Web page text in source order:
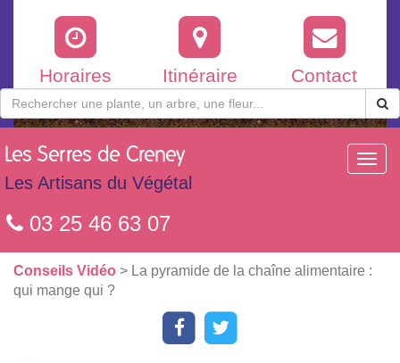
Horaires Itinéraire Contact
Les Serres de Creney
Les Artisans du Végétal
03 25 46 63 07
Conseils Vidéo > La pyramide de la chaîne alimentaire :
qui mange qui ?